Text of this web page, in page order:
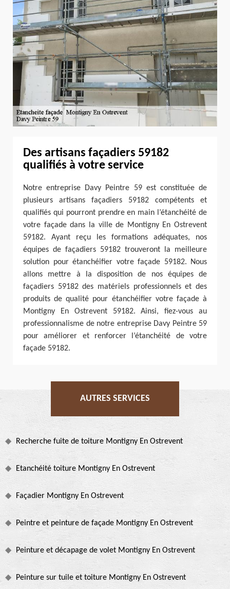
Des artisans façadiers 59182
qualifiés à votre service
Notre entreprise Davy Peintre 59 est constituée de
plusieurs artisans façadiers 59182 compétents et
qualifiés qui pourront prendre en main l’étanchéité de
votre façade dans la ville de Montigny En Ostrevent
59182. Ayant reçu les formations adéquates, nos
équipes de façadiers 59182 trouveront la meilleure
solution pour étanchéifier votre façade 59182. Nous
allons mettre à la disposition de nos équipes de
façadiers 59182 des matériels professionnels et des
produits de qualité pour étanchéifier votre façade à
Montigny En Ostrevent 59182. Ainsi, fiez-vous au
professionnalisme de notre entreprise Davy Peintre 59
pour améliorer et renforcer l’étanchéité de votre
façade 59182.
AUTRES SERVICES
Recherche fuite de toiture Montigny En Ostrevent
Etanchéité toiture Montigny En Ostrevent
Façadier Montigny En Ostrevent
Peintre et peinture de façade Montigny En Ostrevent
Peinture et décapage de volet Montigny En Ostrevent
Peinture sur tuile et toiture Montigny En Ostrevent